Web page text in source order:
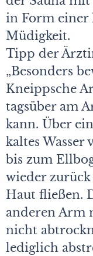
in Form einer
Müdigkeit.
Tipp der
„Besonders
Kneippsche
tagsüber am
kann. Über
kaltes Wasser
bis zum
wieder
Haut fließen.
anderen Arm
nicht
lediglich